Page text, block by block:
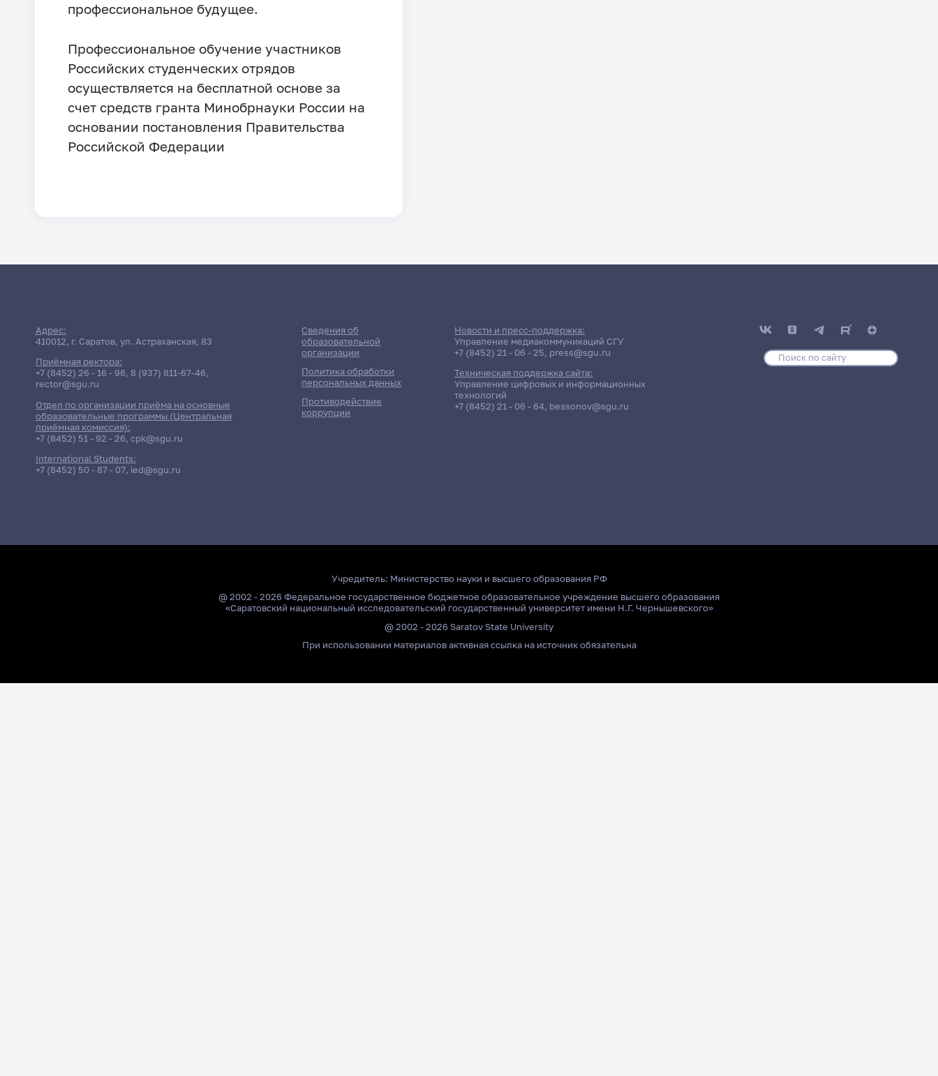
профессиональное будущее.
Профессиональное обучение участников
Российских студенческих отрядов
осуществляется на бесплатной основе за
счет средств гранта Минобрнауки России на
основании постановления Правительства
Российской Федерации
Адрес:
410012, г. Саратов, ул. Астраханская, 83
Приёмная ректора:
+7 (8452) 26 - 16 - 96, 8 (937) 811-67-46,
rector@sgu.ru
Отдел по организации приёма на основные
образовательные программы (Центральная
приёмная комиссия):
+7 (8452) 51 - 92 - 26, cpk@sgu.ru
International Students:
+7 (8452) 50 - 87 - 07, ied@sgu.ru
Сведения об
образовательной
организации
Политика обработки
персональных данных
Противодействие
коррупции
Новости и пресс-поддержка:
Управление медиакоммуникаций СГУ
+7 (8452) 21 - 06 - 25, press@sgu.ru
Техническая поддержка сайта:
Управление цифровых и информационных
технологий
+7 (8452) 21 - 06 - 64, bessonov@sgu.ru
Учредитель: Министерство науки и высшего образования РФ
@ 2002 - 2026 Федеральное государственное бюджетное образовательное учреждение высшего образования
«Саратовский национальный исследовательский государственный университет имени Н.Г. Чернышевского»
@ 2002 - 2026 Saratov State University
При использовании материалов активная ссылка на источник обязательна